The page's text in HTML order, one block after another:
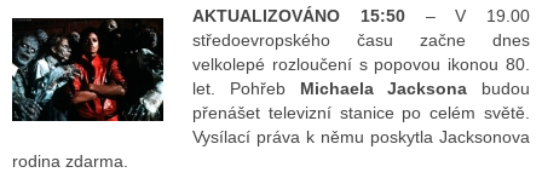
RÁDIÍ
RÁDIÍ
VYSÍLAČE
AKTUALIZOVÁNO 15:50– V 19.00
středoevropského času začne dnes
velkolepé rozloučení s popovou ikonou 80.
let. Pohřeb Michaela Jacksona budou
přenášet televizní stanice po celém světě.
Vysílací práva k němu poskytla Jacksonova
rodina zdarma.